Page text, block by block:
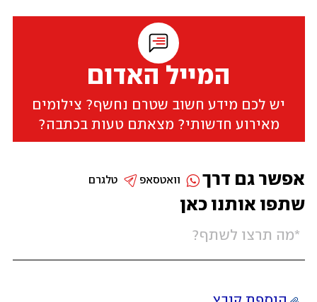
המייל האדום
יש לכם מידע חשוב שטרם נחשף? צילומים
מאירוע חדשותי? מצאתם טעות בכתבה?
שתפו אותנו כאן
אפשר גם דרך טלגרם וואטסאפ